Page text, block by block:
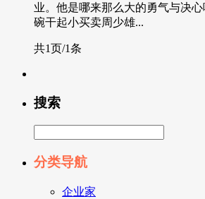
业。他是哪来那么大的勇气与决
碗干起小买卖周少雄...
共1页/1条
搜索
分类导航
企业家